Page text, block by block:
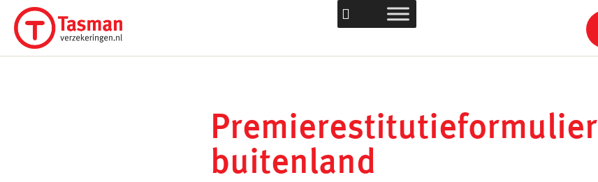
naar
Premierestitutieformulier
buitenland